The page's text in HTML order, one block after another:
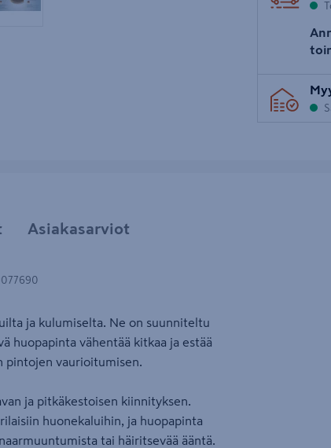
4
Tuotekuva 5
Asiakasarviot
ja kulumiselta. Ne on suunniteltu
huopapinta vähentää kitkaa ja estää
pintojen vaurioitumisen.
ja pitkäkestoisen kiinnityksen.
huonekaluihin, ja huopapinta
tai häiritsevää ääntä.